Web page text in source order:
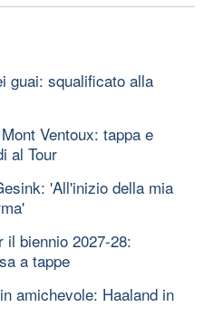
guai: squalificato alla
Ventoux: tappa e
al Tour
'All'inizio della mia
il biennio 2027-28:
a tappe
amichevole: Haaland in